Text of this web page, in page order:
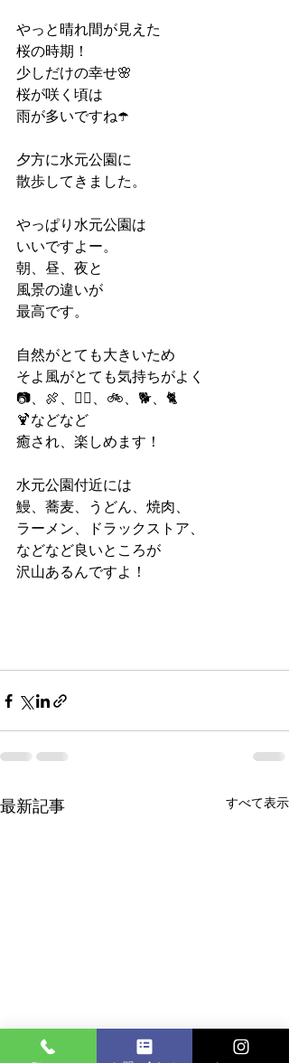
やっと晴れ間が見えた
桜の時期！
少しだけの幸せ🌸
桜が咲く頃は
雨が多いですね☂️
夕方に水元公園に
散歩してきました。
やっぱり水元公園は
いいですよー。
朝、昼、夜と
風景の違いが
最高です。
自然がとても大きいため
そよ風がとても気持ちがよく
📷、🍖、🚶‍♀️、🚲、🐕、🐈
🍹などなど
癒され、楽しめます！
水元公園付近には
鰻、蕎麦、うどん、焼肉、
ラーメン、ドラックストア、
などなど良いところが
沢山あるんですよ！
最新記事 すべて表示